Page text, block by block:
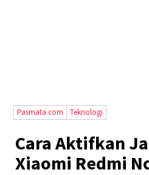
Pasmata.com Teknologi
Cara Aktifkan
Xiaomi Redmi